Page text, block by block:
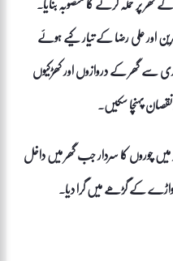
پر حملہ کرنے کا منصوبہ بنایا۔
اور علی رضا کے تیار کیے ہوئے
سے گھر کے دروازوں اور کھڑکیوں
پہنچا سکیں۔
چوروں کا سردار جب گھر میں داخل
کے گڑھے میں گرا دیا۔